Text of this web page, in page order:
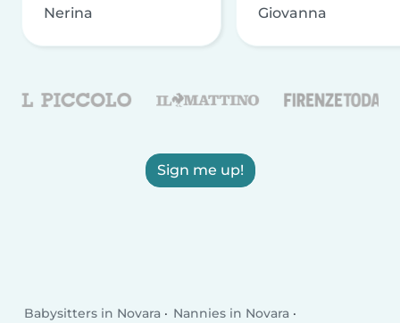
Nerina Giovanna
Sign me up!
Babysitters in Novara
Nannies in Novara